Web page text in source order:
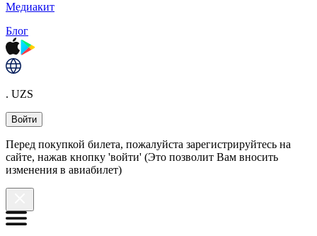
Медиакит
Блог
. UZS
Войти
Перед покупкой билета, пожалуйста зарегистрируйтесь на
сайте, нажав кнопку 'войти' (Это позволит Вам вносить
изменения в авиабилет)